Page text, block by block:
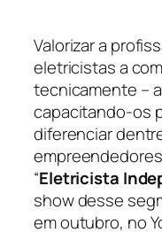
Valorizar a
eletricistas a
tecnicamente –
capacitando-os
diferenciar
“Eletricista
show desse
em outubro, no